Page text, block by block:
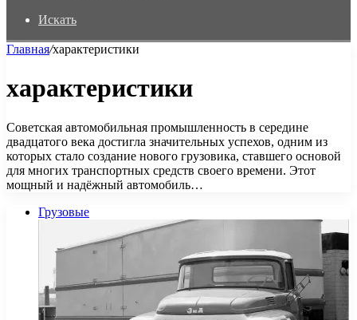
Искать
Главная/характеристики
характеристики
Советская автомобильная промышленность в середине
двадцатого века достигла значительных успехов, одним из
которых стало создание нового грузовика, ставшего основой
для многих транспортных средств своего времени. Этот
мощный и надёжный автомобиль…
Грузовые